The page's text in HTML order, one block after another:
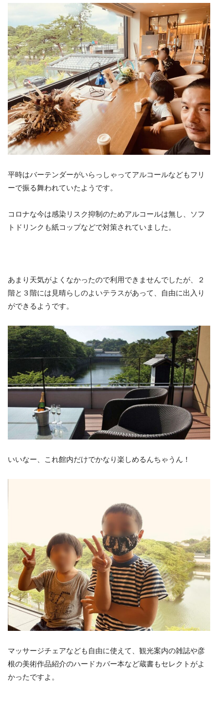
平時はバーテンダーがいらっしゃってアルコールなどもフリ
ーで振る舞われていたようです。
コロナな今は感染リスク抑制のためアルコールは無し、ソフ
トドリンクも紙コップなどで対策されていました。
あまり天気がよくなかったので利用できませんでしたが、２
階と３階には見晴らしのよいテラスがあって、自由に出入り
ができるようです。
いいなー、これ館内だけでかなり楽しめるんちゃうん！
マッサージチェアなども自由に使えて、観光案内の雑誌や彦
根の美術作品紹介のハードカバー本など蔵書もセレクトがよ
かったですよ。